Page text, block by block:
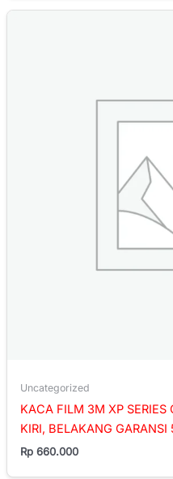
Uncategorized
KACA FILM 3M XP SERIES
KIRI, BELAKANG GARANSI
Rp 660.000